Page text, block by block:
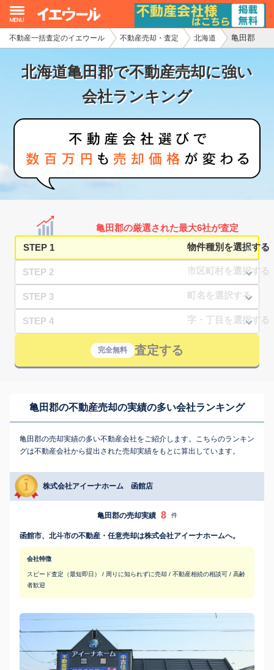
不動産一括査定のイエウール 不動産売却・査定 北海道 亀田郡
北海道亀田郡で不動産売却に強い
会社ランキング
亀田郡の厳選された最大6社が査定
STEP 1
STEP 2
STEP 3
STEP 4
完全無料 査定する
亀田郡の不動産売却の実績の多い会社ランキング
亀田郡の売却実績の多い不動産会社をご紹介します。こちらのランキン
グは不動産会社から提出された売却実績をもとに算出しています。
株式会社アイーナホーム 函館店
亀田郡の売却実績 8 件
函館市、北斗市の不動産・任意売却は株式会社アイーナホームへ。
会社特徴
スピード査定（最短即日） / 周りに知られずに売却 / 不動産相続の相談可 / 高齢
者歓迎
イエウール加盟希望の不動産会社様
初めての方へ
不動産の売却・一括査定
家査定シミュレーター
お問い合わせ